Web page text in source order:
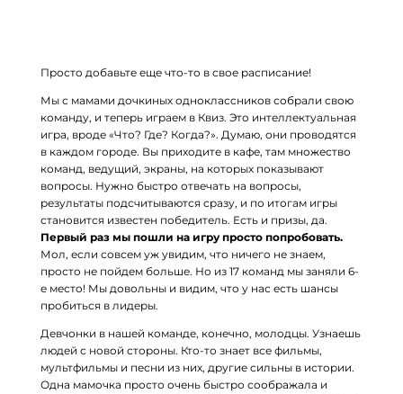
Просто добавьте еще что-то в свое расписание!
Мы с мамами дочкиных одноклассников собрали свою
команду, и теперь играем в Квиз. Это интеллектуальная
игра, вроде «Что? Где? Когда?». Думаю, они проводятся
в каждом городе. Вы приходите в кафе, там множество
команд, ведущий, экраны, на которых показывают
вопросы. Нужно быстро отвечать на вопросы,
результаты подсчитываются сразу, и по итогам игры
становится известен победитель. Есть и призы, да.
Первый раз мы пошли на игру просто попробовать.
Мол, если совсем уж увидим, что ничего не знаем,
просто не пойдем больше. Но из 17 команд мы заняли 6-
е место! Мы довольны и видим, что у нас есть шансы
пробиться в лидеры.
Девчонки в нашей команде, конечно, молодцы. Узнаешь
людей с новой стороны. Кто-то знает все фильмы,
мультфильмы и песни из них, другие сильны в истории.
Одна мамочка просто очень быстро соображала и